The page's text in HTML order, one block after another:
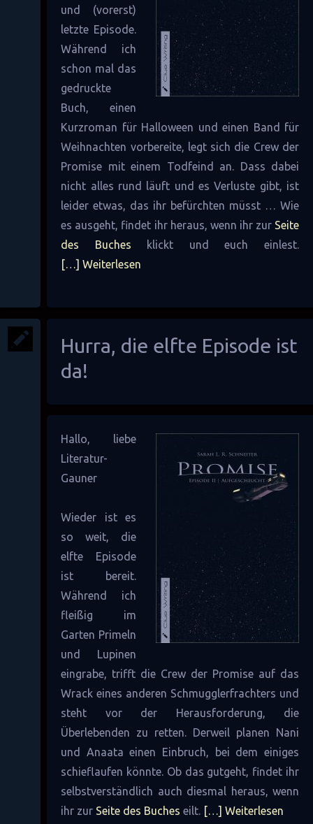
und (vorerst)
letzte Episode.
Während ich
schon mal das
gedruckte
Buch, einen
Kurzroman für Halloween und einen Band für
Weihnachten vorbereite, legt sich die Crew der
Promise mit einem Todfeind an. Dass dabei
nicht alles rund läuft und es Verluste gibt, ist
leider etwas, das ihr befürchten müsst … Wie
es ausgeht, findet ihr heraus, wenn ihr zur Seite
des Buches klickt und euch einlest.
[…] Weiterlesen
Hurra, die elfte Episode ist
da!
Hallo, liebe
Literatur-
Gauner
Wieder ist es
so weit, die
elfte Episode
ist bereit.
Während ich
fleißig im
Garten Primeln
und Lupinen
eingrabe, trifft die Crew der Promise auf das
Wrack eines anderen Schmugglerfrachters und
steht vor der Herausforderung, die
Überlebenden zu retten. Derweil planen Nani
und Anaata einen Einbruch, bei dem einiges
schieflaufen könnte. Ob das gutgeht, findet ihr
selbstverständlich auch diesmal heraus, wenn
ihr zur Seite des Buches eilt. […] Weiterlesen